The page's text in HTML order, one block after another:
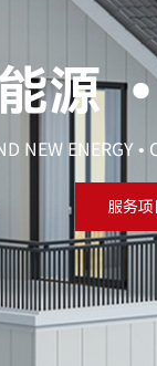
服务
源
NEW ENERGY•